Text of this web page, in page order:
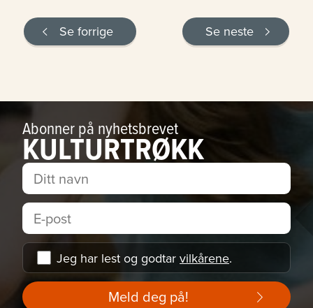
Se forrige Se neste
Abonner på nyhetsbrevet
KULTURTRØKK
Jeg har lest og godtar vilkårene.
Meld deg på!